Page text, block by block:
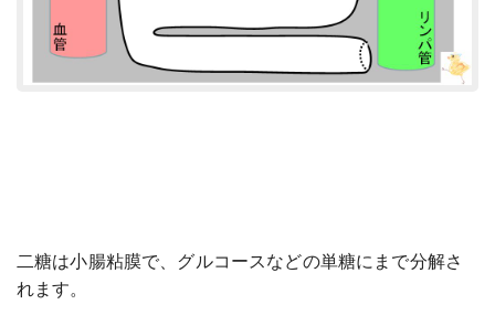
二糖は小腸粘膜で、グルコースなどの単糖にまで分解さ
れます。